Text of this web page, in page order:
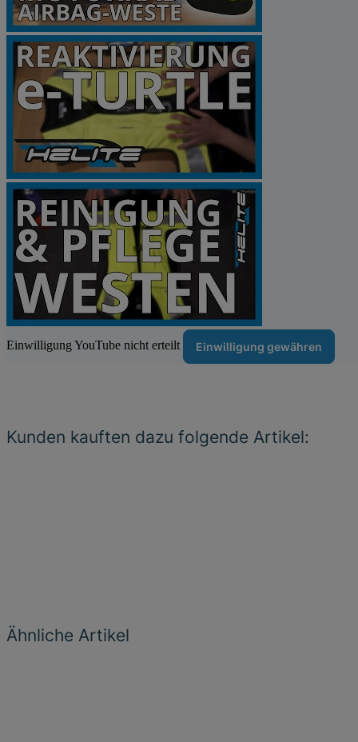
Einwilligung YouTube nicht erteilt Einwilligung gewähren
Kunden kauften dazu folgende Artikel:
Ähnliche Artikel